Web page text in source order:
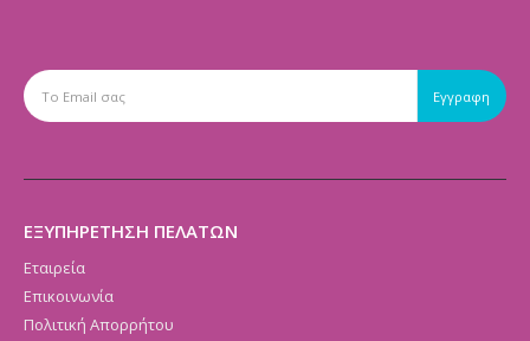
ΕΞΥΠΗΡΕΤΗΣΗ ΠΕΛΑΤΩΝ
Εταιρεία
Επικοινωνία
Πολιτική Απορρήτου